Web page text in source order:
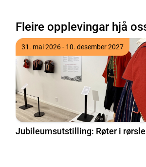
Fleire opplevingar hjå
31. mai 2026 - 10. desember 2027
Jubileumsutstilling: Røter i rørsle